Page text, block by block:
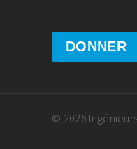
DONNER
© 2026